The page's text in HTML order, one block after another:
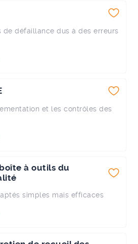
de défaillance dus à des erreurs
et les contrôles des
à outils du
simples mais efficaces